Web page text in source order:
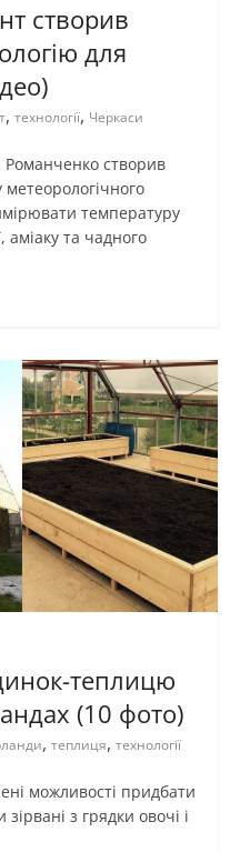
створив
для
, технології, Черкаси
Романченко створив
температуру
аміаку та чадного
теплицю
(10 фото)
, теплиця, технології
можливості придбати
з грядки овочі і